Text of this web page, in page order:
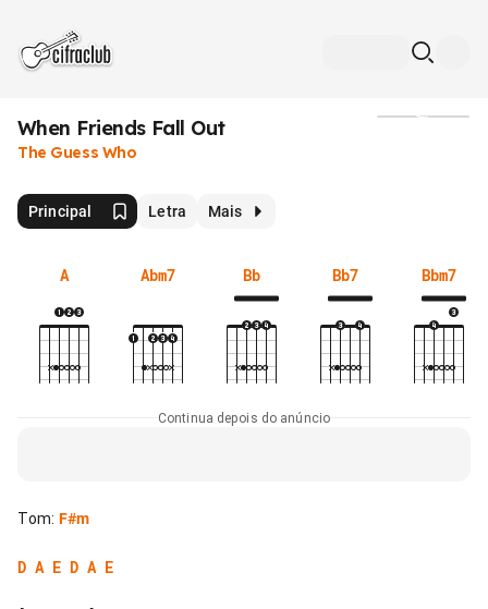
When Friends Fall Out
The Guess Who
Principal Letra Mais
A Abm7 Bb Bb7 Bbm7
Continua depois do anúncio
Tom: F#m
D A E D A E